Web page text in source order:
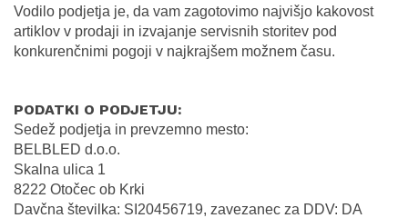
Vodilo podjetja je, da vam zagotovimo najvišjo kakovost
artiklov v prodaji in izvajanje servisnih storitev pod
konkurenčnimi pogoji v najkrajšem možnem času.
PODATKI O PODJETJU:
Sedež podjetja in prevzemno mesto:
BELBLED d.o.o.
Skalna ulica 1
8222 Otočec ob Krki
Davčna številka: SI20456719, zavezanec za DDV: DA